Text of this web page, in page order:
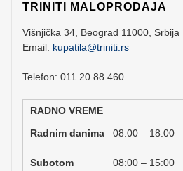
TRINITI MALOPRODAJA
Višnjička 34, Beograd 11000, Srbija
Email: kupatila@triniti.rs
Telefon: 011 20 88 460
RADNO VREME
Radnim danima 08:00 – 18:00
Subotom 08:00 – 15:00